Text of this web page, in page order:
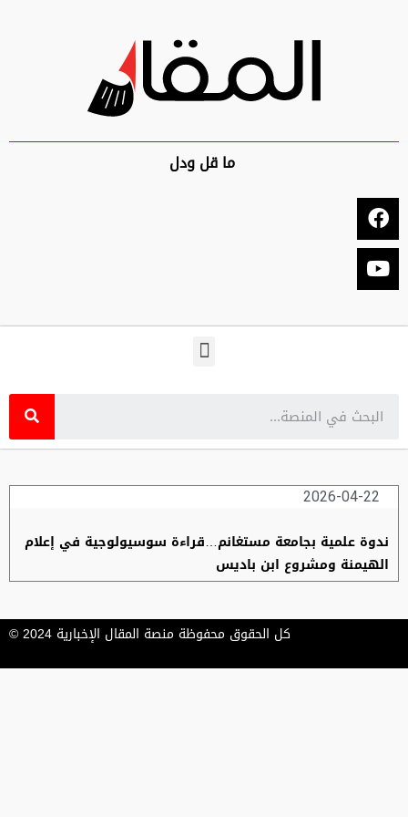
ما قل ودل
2026-04-22
ندوة علمية بجامعة مستغانم…قراءة سوسيولوجية في إعلام
الهيمنة ومشروع ابن باديس
كل الحقوق محفوظة منصة المقال الإخبارية 2024 ©